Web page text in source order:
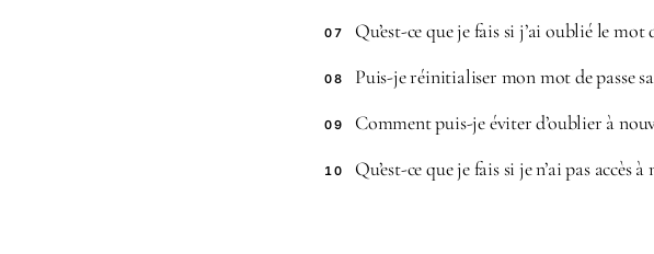
07 Qu’est-ce que je fais si j’ai oublié le mot
08 Puis-je réinitialiser mon mot de passe
09 Comment puis-je éviter d’oublier à
10 Qu’est-ce que je fais si je n’ai pas